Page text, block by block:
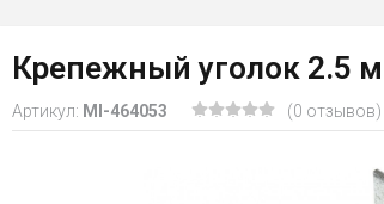
Крепежный уголок 2.5
Артикул: MI-464053 (0 отзывов)